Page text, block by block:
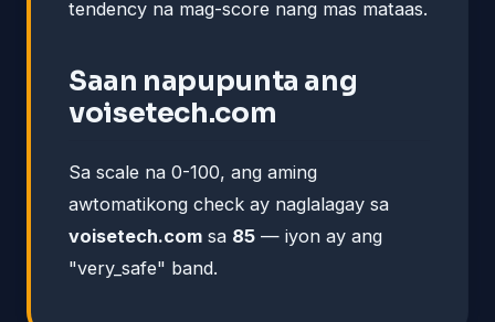
tendency na mag-score nang mas mataas.
Saan napupunta ang
voisetech.com
Sa scale na 0-100, ang aming
awtomatikong check ay naglalagay sa
voisetech.com sa 85 — iyon ay ang
"very_safe" band.